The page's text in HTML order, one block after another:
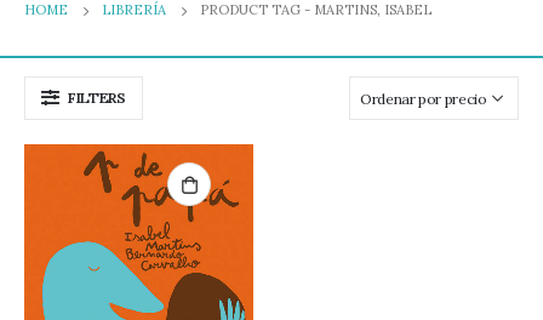
HOME LIBRERÍA PRODUCT TAG - MARTINS, ISABEL
FILTERS